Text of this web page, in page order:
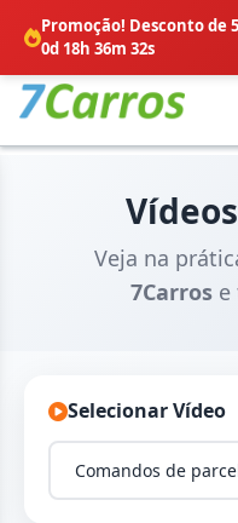
Promoção! Desconto de
0d 18h 36m 31s
Vídeos
Veja na
7Carros e
Selecionar Vídeo